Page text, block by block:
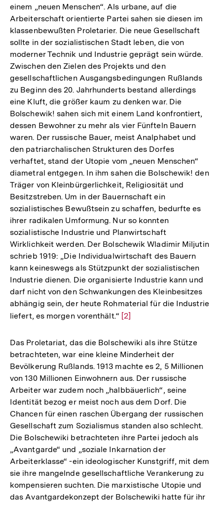
einem „neuen Menschen“. Als urbane, auf die
Arbeiterschaft orientierte Partei sahen sie diesen im
klassenbewußten Proletarier. Die neue Gesellschaft
sollte in der sozialistischen Stadt leben, die von
moderner Technik und Industrie geprägt sein würde.
Zwischen den Zielen des Projekts und den
gesellschaftlichen Ausgangsbedingungen Rußlands
zu Beginn des 20. Jahrhunderts bestand allerdings
eine Kluft, die größer kaum zu denken war. Die
Bolschewik! sahen sich mit einem Land konfrontiert,
dessen Bewohner zu mehr als vier Fünfteln Bauern
waren. Der russische Bauer, meist Analphabet und
den patriarchalischen Strukturen des Dorfes
verhaftet, stand der Utopie vom „neuen Menschen“
diametral entgegen. In ihm sahen die Bolschewik! den
Träger von Kleinbürgerlichkeit, Religiosität und
Besitzstreben. Um in der Bauernschaft ein
sozialistisches Bewußtsein zu schaffen, bedurfte es
ihrer radikalen Umformung. Nur so konnten
sozialistische Industrie und Planwirtschaft
Wirklichkeit werden. Der Bolschewik Wladimir Miljutin
schrieb 1919: „Die Individualwirtschaft des Bauern
kann keineswegs als Stützpunkt der sozialistischen
Industrie dienen. Die organisierte Industrie kann und
darf nicht von den Schwankungen des Kleinbesitzes
abhängig sein, der heute Rohmaterial für die Industrie
liefert, es morgen vorenthält.“ Zur
der
Fußnote
[2]
Das Proletariat, das die Bolschewiki als ihre Stütze
betrachteten, war eine kleine Minderheit der
Bevölkerung Rußlands. 1913 machte es 2, 5 Millionen
von 130 Millionen Einwohnern aus. Der russische
Arbeiter war zudem noch „halbbäuerlich“, seine
Identität bezog er meist noch aus dem Dorf. Die
Chancen für einen raschen Übergang der russischen
Gesellschaft zum Sozialismus standen also schlecht.
Die Bolschewiki betrachteten ihre Partei jedoch als
„Avantgarde“ und „soziale Inkarnation der
Arbeiterklasse“ -ein ideologischer Kunstgriff, mit dem
sie ihre mangelnde gesellschaftliche Verankerung zu
kompensieren suchten. Die marxistische Utopie und
das Avantgardekonzept der Bolschewiki hatte für ihr